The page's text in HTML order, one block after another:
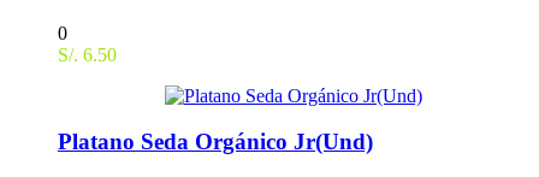
0
S/. 6.50
Platano Seda Orgánico Jr(Und)